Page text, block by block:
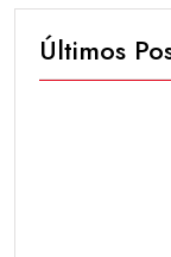
Últimos